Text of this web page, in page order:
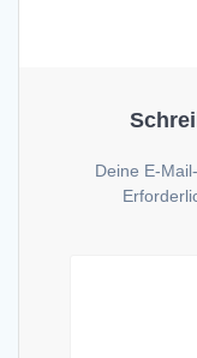
Deine E-